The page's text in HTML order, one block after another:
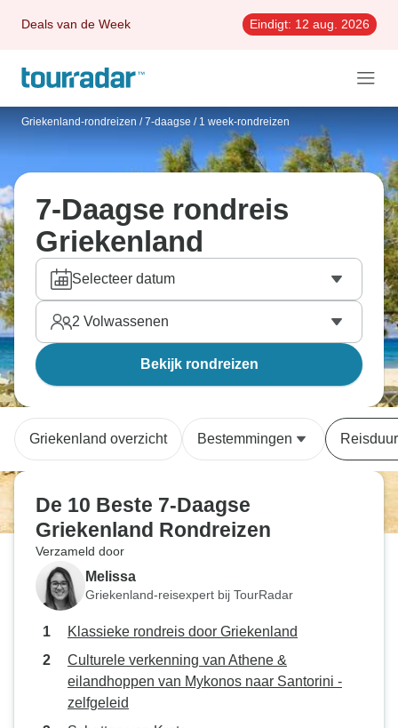
Deals van de Week Eindigt: 12 aug. 2026
Griekenland-rondreizen / 7-daagse / 1 week-rondreizen
7-Daagse rondreis
Griekenland
Selecteer datum
2 Volwassenen
Bekijk rondreizen
Griekenland overzicht Bestemmingen Reisduur
De 10 Beste 7-Daagse
Griekenland Rondreizen
Verzameld door
Melissa
Griekenland-reisexpert bij TourRadar
Klassieke rondreis door Griekenland
Culturele verkenning van Athene &
eilandhoppen van Mykonos naar Santorini -
zelfgeleid